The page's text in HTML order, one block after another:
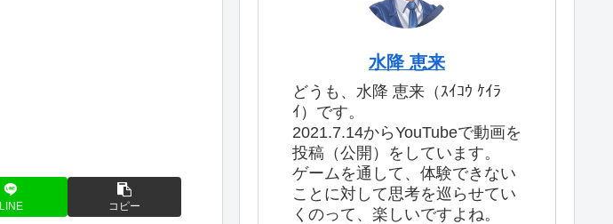
LINE コピー
水降 恵来
どうも、水降 恵来（ｽｲｺｳ ｹｲﾗ
ｲ）です。
2021.7.14からYouTubeで動画を
投稿（公開）をしています。
ゲームを通して、体験できない
ことに対して思考を巡らせてい
くのって、楽しいですよね。